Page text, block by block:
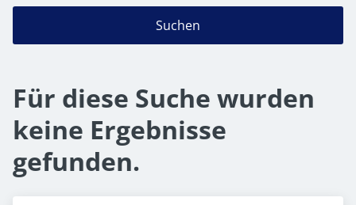
Suchen
Für diese Suche wurden
keine Ergebnisse
gefunden.